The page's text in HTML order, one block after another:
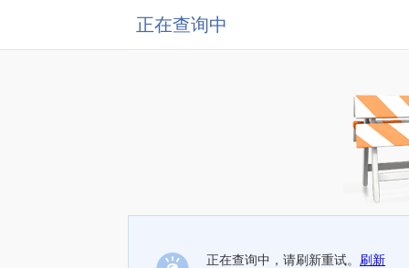
正在查询中
正在查询中，请刷新重试。 刷新